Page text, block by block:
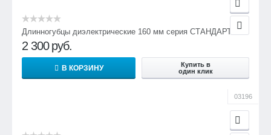
Длинногубцы диэлектрические 160 мм серия СТАНДАРТ
2 300 руб.
В КОРЗИНУ
Купить в
один клик
03196